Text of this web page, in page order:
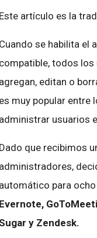
Este artículo es la
Cuando se habilita el
compatible, todos los
agregan, editan o
es muy popular entre
administrar usuarios
Dado que recibimos
administradores,
automático para
Evernote,
y Zendesk.